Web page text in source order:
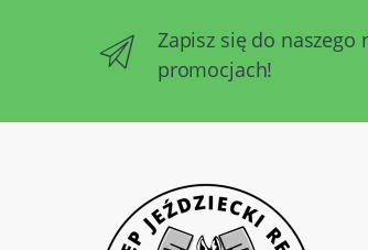
Zapisz się do
promocjach!